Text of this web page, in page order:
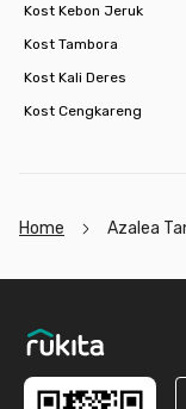
Kost Kebon Jeruk
Kost Tambora
Kost Kali Deres
Kost Cengkareng
Home Azalea